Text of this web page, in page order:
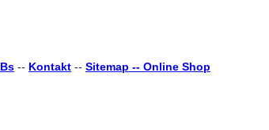
-- Kontakt -- Sitemap -- Online Shop